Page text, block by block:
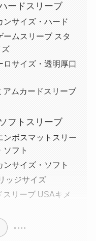
ードスリーブ
サイズ・ハード
ムスリーブ スタ
ズ
サイズ・透明厚口
ムカードスリーブ
フトスリーブ
ボスマットスリー
ソフト
サイズ・ソフト
ッジサイズ
リーブ USAキメ